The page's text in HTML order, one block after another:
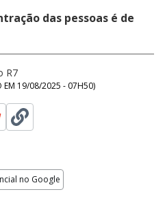
das pessoas é de
R7
EM 19/08/2025 - 07H50)
no Google